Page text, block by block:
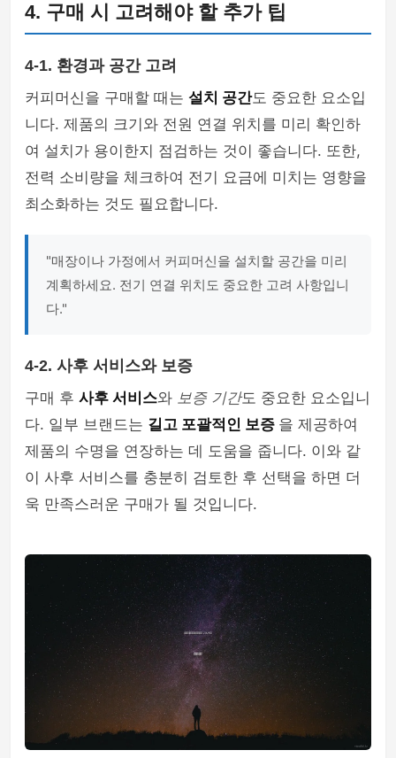
4. 구매 시 고려해야 할 추가 팁
4-1. 환경과 공간 고려
커피머신을 구매할 때는 설치 공간도 중요한 요소입
니다. 제품의 크기와 전원 연결 위치를 미리 확인하
여 설치가 용이한지 점검하는 것이 좋습니다. 또한,
전력 소비량을 체크하여 전기 요금에 미치는 영향을
최소화하는 것도 필요합니다.
"매장이나 가정에서 커피머신을 설치할 공간을 미리
계획하세요. 전기 연결 위치도 중요한 고려 사항입니
다."
4-2. 사후 서비스와 보증
구매 후 사후 서비스와 보증 기간도 중요한 요소입니
다. 일부 브랜드는 길고 포괄적인 보증 을 제공하여
제품의 수명을 연장하는 데 도움을 줍니다. 이와 같
이 사후 서비스를 충분히 검토한 후 선택을 하면 더
욱 만족스러운 구매가 될 것입니다.